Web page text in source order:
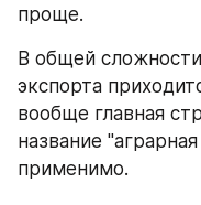
проще.
В общей
экспорта
вообще главная
название
применимо.